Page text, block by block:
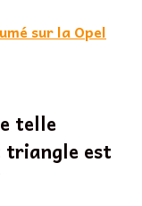
sur la Opel
telle
triangle est